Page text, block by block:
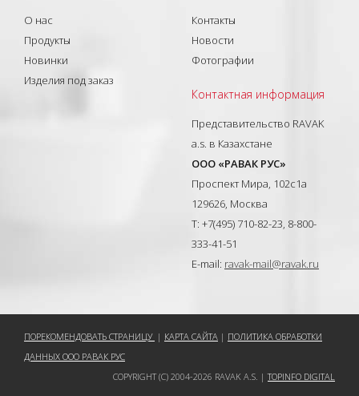
О нас
Продукты
Новинки
Изделия под заказ
Контакты
Новости
Фотографии
Контактная информация
Представительство RAVAK
a.s. в Казахстане
ООО «РАВАК РУС»
Проспект Мира, 102с1а
129626, Москва
T: +7(495) 710-82-23, 8-800-
333-41-51
E-mail: ravak-mail@ravak.ru
ПОРЕКОМЕНДОВАТЬ СТРАНИЦУ | КАРТА САЙТА | ПОЛИТИКА ОБРАБОТКИ
ДАННЫХ ООО РАВАК РУС
COPYRIGHT (C) 2004-2026 RAVAK A.S. |TOPINFO DIGITAL